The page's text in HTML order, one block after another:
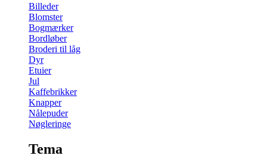
Billeder
Blomster
Bogmærker
Bordløber
Broderi til låg
Dyr
Etuier
Jul
Kaffebrikker
Knapper
Nålepuder
Nøgleringe
Tema